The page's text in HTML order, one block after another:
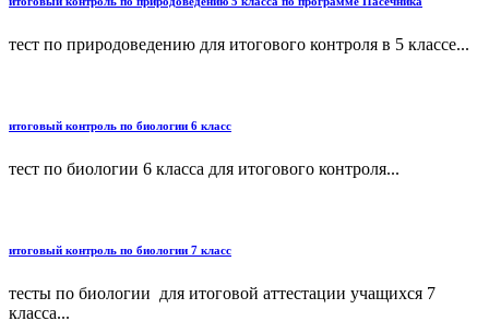
тест по природоведению для итогового контроля в 5 классе...
итоговый контроль по биологии 6 класс
тест по биологии 6 класса для итогового контроля...
итоговый контроль по биологии 7 класс
тесты по биологии для итоговой аттестации учащихся 7
класса...